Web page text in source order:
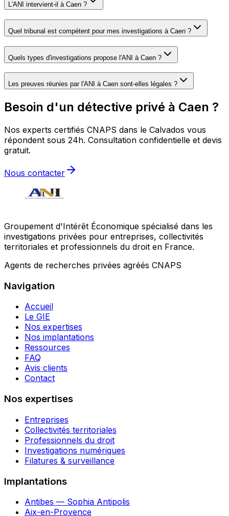
L'ANI intervient-il à Caen ?
Quel tribunal est compétent pour mes investigations à Caen ?
Quels types d'investigations propose l'ANI à Caen ?
Les preuves réunies par l'ANI à Caen sont-elles légales ?
Besoin d'un détective privé à Caen ?
Nos experts certifiés CNAPS dans le Calvados vous
répondent sous 24h. Consultation confidentielle et devis
gratuit.
Nous contacter
Groupement d'Intérêt Économique spécialisé dans les
investigations privées pour entreprises, collectivités
territoriales et professionnels du droit en France.
Agents de recherches privées agréés CNAPS
Navigation
Accueil
Le GIE
Nos expertises
Nos implantations
Ressources
FAQ
Avis clients
Contact
Nos expertises
Entreprises
Collectivités territoriales
Professionnels du droit
Investigations numériques
Filatures & surveillance
Implantations
Antibes — Sophia Antipolis
Aix-en-Provence